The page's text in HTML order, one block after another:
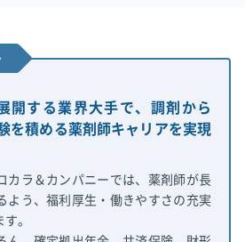
開する業界大手で、調剤から
を積める薬剤師キャリアを実現
カラ＆カンパニーでは、薬剤師が長
よう、福利厚生・働きやすさの充実
。